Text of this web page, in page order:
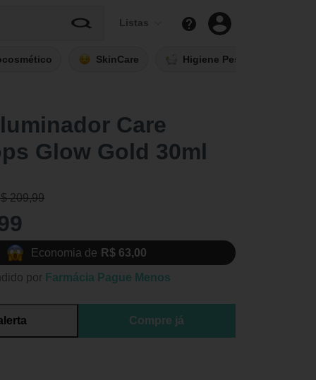
Listas
SkinCare Higiene Pessoal
Care
Glow Gold 30ml
209,99
Economia de R$ 63,00
por Farmácia Pague Menos
Compre já